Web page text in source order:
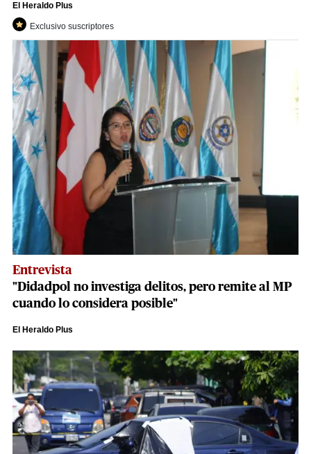
El Heraldo Plus
Exclusivo suscriptores
Entrevista
"Didadpol no investiga delitos, pero remite al MP
cuando lo considera posible"
El Heraldo Plus